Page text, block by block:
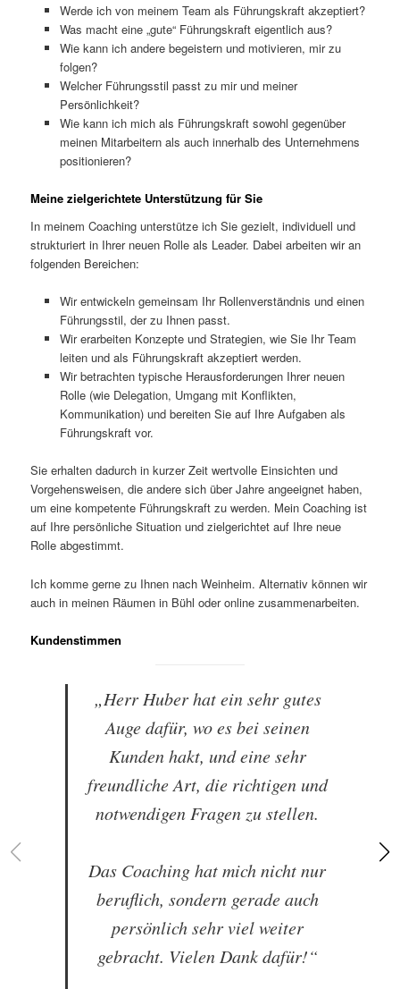
Werde ich von meinem Team als Führungskraft akzeptiert?
Was macht eine „gute“ Führungskraft eigentlich aus?
Wie kann ich andere begeistern und motivieren, mir zu
folgen?
Welcher Führungsstil passt zu mir und meiner
Persönlichkeit?
Wie kann ich mich als Führungskraft sowohl gegenüber
meinen Mitarbeitern als auch innerhalb des Unternehmens
positionieren?
Meine zielgerichtete Unterstützung für Sie
In meinem Coaching unterstütze ich Sie gezielt, individuell und
strukturiert in Ihrer neuen Rolle als Leader. Dabei arbeiten wir an
folgenden Bereichen:
Wir entwickeln gemeinsam Ihr Rollenverständnis und einen
Führungsstil, der zu Ihnen passt.
Wir erarbeiten Konzepte und Strategien, wie Sie Ihr Team
leiten und als Führungskraft akzeptiert werden.
Wir betrachten typische Herausforderungen Ihrer neuen
Rolle (wie Delegation, Umgang mit Konflikten,
Kommunikation) und bereiten Sie auf Ihre Aufgaben als
Führungskraft vor.
Sie erhalten dadurch in kurzer Zeit wertvolle Einsichten und
Vorgehensweisen, die andere sich über Jahre angeeignet haben,
um eine kompetente Führungskraft zu werden. Mein Coaching ist
auf Ihre persönliche Situation und zielgerichtet auf Ihre neue
Rolle abgestimmt.
Ich komme gerne zu Ihnen nach Weinheim. Alternativ können wir
auch in meinen Räumen in Bühl oder online zusammenarbeiten.
Kundenstimmen
„Herr Huber hat ein sehr gutes
Auge dafür, wo es bei seinen
Kunden hakt, und eine sehr
freundliche Art, die richtigen und
notwendigen Fragen zu stellen.
Das Coaching hat mich nicht nur
beruflich, sondern gerade auch
persönlich sehr viel weiter
gebracht. Vielen Dank dafür!“